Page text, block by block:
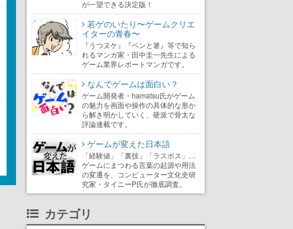
が一望できる決定版！
若ゲのいたり〜ゲームクリエ
イターの青春〜
『うつヌケ』『ペンと箸』等で知ら
れるマンガ家・田中圭一先生による
ゲーム業界レポートマンガです。
なんでゲームは面白い？
ゲーム開発者・hamatsu氏がゲーム
の魅力を画面や操作の具体的な形か
ら解き明かしていく、硬派で骨太な
評論連載です。
ゲームが変えた日本語
「経験値」「裏技」「ラスボス」…
ゲームにまつわる言葉の起源や用法
の変遷を、コンピューター文化史研
究家・タイニーP氏が徹底調査。
カテゴリ